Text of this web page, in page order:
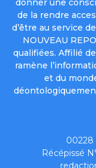
donner une
de la rendre
d’être au service
NOUVEAU
qualifiées. Affilié
ramène
et du
00228
Récépissé